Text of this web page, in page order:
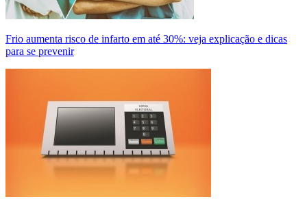
Frio aumenta risco de infarto em até 30%: veja explicação e dicas
para se prevenir